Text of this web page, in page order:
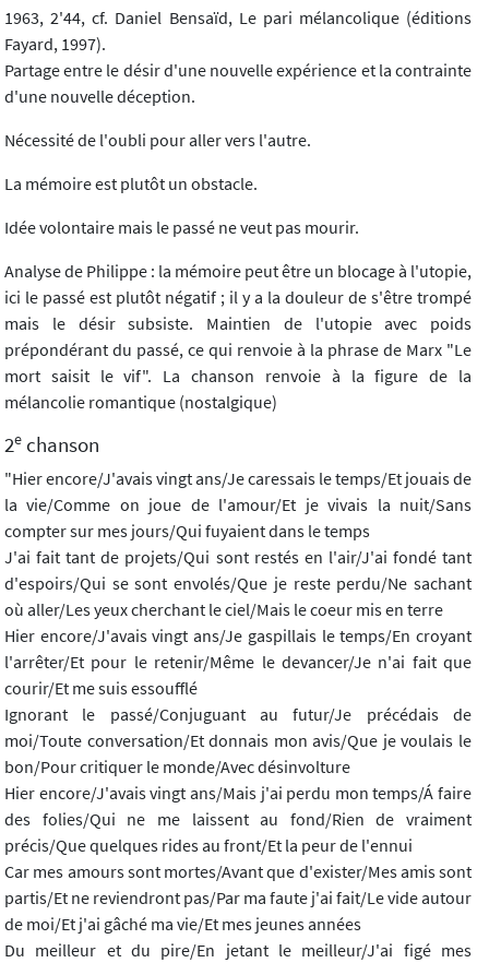
1963, 2'44, cf. Daniel Bensaïd, Le pari mélancolique (éditions
Fayard, 1997).
Partage entre le désir d'une nouvelle expérience et la contrainte
d'une nouvelle déception.
Nécessité de l'oubli pour aller vers l'autre.
La mémoire est plutôt un obstacle.
Idée volontaire mais le passé ne veut pas mourir.
Analyse de Philippe : la mémoire peut être un blocage à l'utopie,
ici le passé est plutôt négatif ; il y a la douleur de s'être trompé
mais le désir subsiste. Maintien de l'utopie avec poids
prépondérant du passé, ce qui renvoie à la phrase de Marx "Le
mort saisit le vif". La chanson renvoie à la figure de la
mélancolie romantique (nostalgique)
2e chanson
"Hier encore/J'avais vingt ans/Je caressais le temps/Et jouais de
la vie/Comme on joue de l'amour/Et je vivais la nuit/Sans
compter sur mes jours/Qui fuyaient dans le temps
J'ai fait tant de projets/Qui sont restés en l'air/J'ai fondé tant
d'espoirs/Qui se sont envolés/Que je reste perdu/Ne sachant
où aller/Les yeux cherchant le ciel/Mais le coeur mis en terre
Hier encore/J'avais vingt ans/Je gaspillais le temps/En croyant
l'arrêter/Et pour le retenir/Même le devancer/Je n'ai fait que
courir/Et me suis essoufflé
Ignorant le passé/Conjuguant au futur/Je précédais de
moi/Toute conversation/Et donnais mon avis/Que je voulais le
bon/Pour critiquer le monde/Avec désinvolture
Hier encore/J'avais vingt ans/Mais j'ai perdu mon temps/Á faire
des folies/Qui ne me laissent au fond/Rien de vraiment
précis/Que quelques rides au front/Et la peur de l'ennui
Car mes amours sont mortes/Avant que d'exister/Mes amis sont
partis/Et ne reviendront pas/Par ma faute j'ai fait/Le vide autour
de moi/Et j'ai gâché ma vie/Et mes jeunes années
Du meilleur et du pire/En jetant le meilleur/J'ai figé mes